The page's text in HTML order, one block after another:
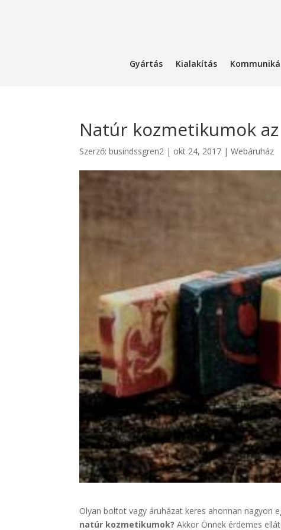
Gyártás Kialakítás
Natúr kozmetikumok
Szerző:busindssgren2 | okt 24, 2017 |Webáruház
Olyan boltot vagy áruházat keres ahonnan nagyon
natúr kozmetikumok?Akkor Önnek érdemes